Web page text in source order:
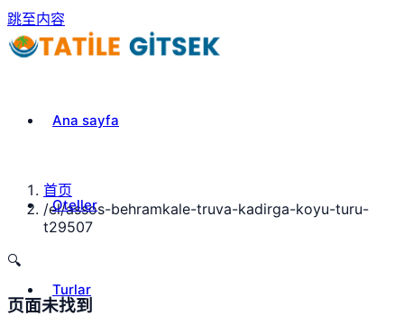
跳至内容
Ana sayfa
Oteller
Turlar
首页
/el/assos-behramkale-truva-kadirga-koyu-turu-
t29507
🔍
页面未找到